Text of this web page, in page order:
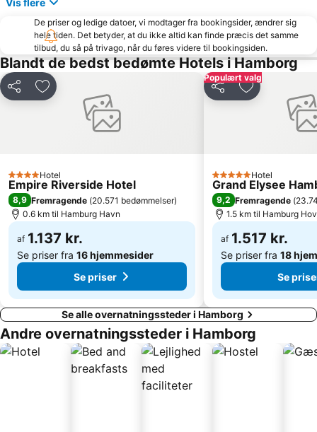
Imtech Arena
Hauptbahnhof Süd Metro Station
Hamburg Marathon
Volksbank Arena Hamburg
Mönckebergstraße
Bergedorf
Wild Park Lüneburger Heide
ZOB Bus-Port Hamburg
Schnelsen
Shopping Schanzenviertel
St Pauli Landungsbrücken
HolstenTherme
Hamburger Dom
Automaten-Spielbank Steindamm
Victoria Stadion
Stellingen
Altona-Nord
Vis flere
De priser og ledige datoer, vi modtager fra bookingsider, ændrer sig
hele tiden. Det betyder, at du ikke altid kan finde præcis det samme
tilbud, du så på trivago, når du føres videre til bookingsiden.
Blandt de bedst bedømte Hotels i Hamborg
Del Føj til favoritter
4 Stjerner
Hotel
Empire Riverside Hotel
8,9 Fremragende (20.571 bedømmelser)
0.6 km til Hamburg Havn
af 1.137 kr.
Se priser fra 16 hjemmesider
Se priser
Populært valg
Del Føj til
5 StjernerHotel
Grand Elysee
9,2 Fremragende (
1.5 km til Hamburg
af 1.517 kr.
Se priser fra 18
Se
Se alle overnatningssteder i Hamborg
Andre overnatningssteder i Hamborg